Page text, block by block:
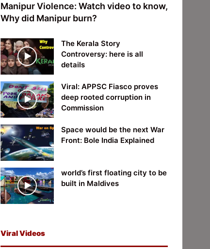
Manipur Violence: Watch video to know,
Why did Manipur burn?
The Kerala Story
Controversy: here is all
details
Viral: APPSC Fiasco proves
deep rooted corruption in
Commission
Space would be the next War
Front: Bole India Explained
world’s first floating city to be
built in Maldives
Viral Videos